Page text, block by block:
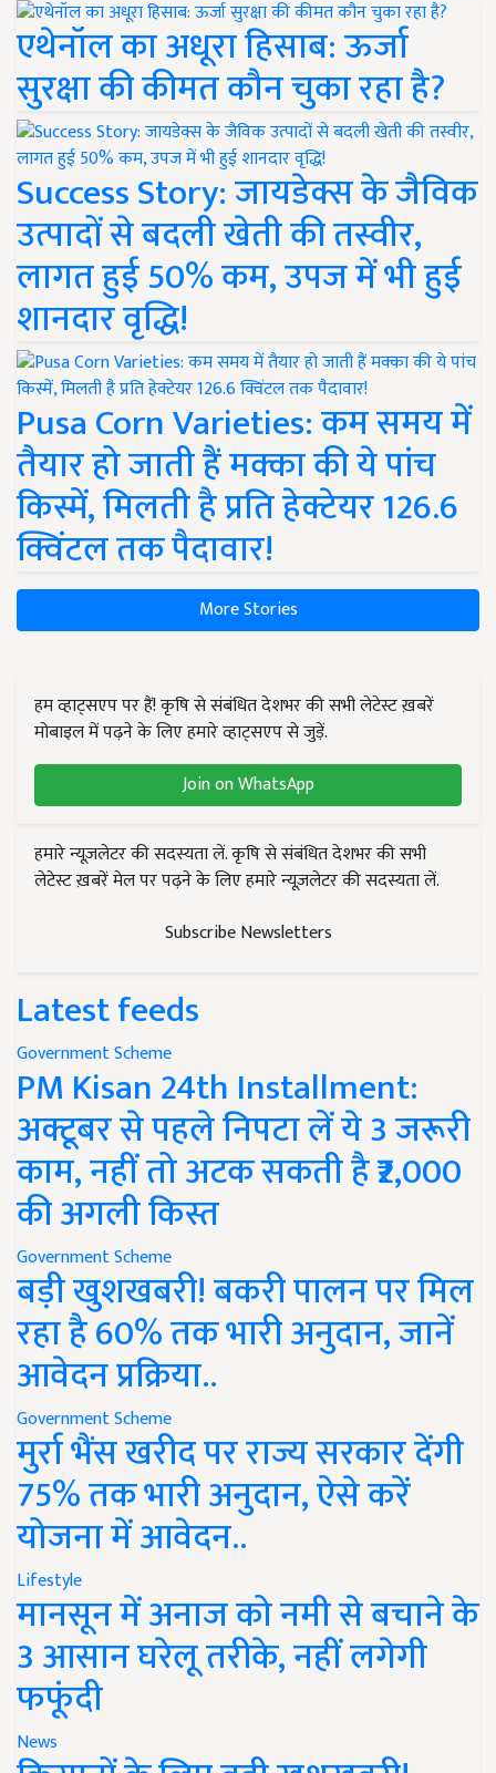
एथेनॉल का अधूरा हिसाब: ऊर्जा
सुरक्षा की कीमत कौन चुका रहा है?
Success Story: जायडेक्स के जैविक
उत्पादों से बदली खेती की तस्वीर,
लागत हुई 50% कम, उपज में भी हुई
शानदार वृद्धि!
Pusa Corn Varieties: कम समय में
तैयार हो जाती हैं मक्का की ये पांच
किस्में, मिलती है प्रति हेक्टेयर 126.6
क्विंटल तक पैदावार!
More Stories
हम व्हाट्सएप पर हैं! कृषि से संबंधित देशभर की सभी लेटेस्ट ख़बरें
मोबाइल में पढ़ने के लिए हमारे व्हाट्सएप से जुड़ें.
Join on WhatsApp
हमारे न्यूज़लेटर की सदस्यता लें. कृषि से संबंधित देशभर की सभी
लेटेस्ट ख़बरें मेल पर पढ़ने के लिए हमारे न्यूज़लेटर की सदस्यता लें.
Subscribe Newsletters
Latest feeds
Government Scheme
PM Kisan 24th Installment:
अक्टूबर से पहले निपटा लें ये 3 जरूरी
काम, नहीं तो अटक सकती है ₹2,000
की अगली किस्त
Government Scheme
बड़ी खुशखबरी! बकरी पालन पर मिल
रहा है 60% तक भारी अनुदान, जानें
आवेदन प्रक्रिया..
Government Scheme
मुर्रा भैंस खरीद पर राज्य सरकार देंगी
75% तक भारी अनुदान, ऐसे करें
योजना में आवेदन..
Lifestyle
मानसून में अनाज को नमी से बचाने के
3 आसान घरेलू तरीके, नहीं लगेगी
फफूंदी
News